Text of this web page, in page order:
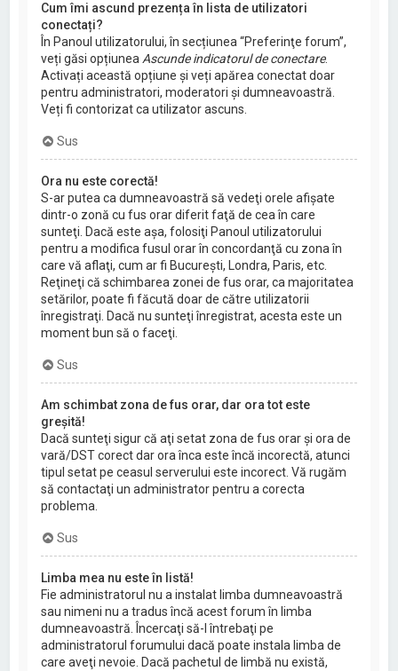
Cum îmi ascund prezența în lista de utilizatori
conectați?
În Panoul utilizatorului, în secțiunea “Preferinţe forum”,
veți găsi opțiunea Ascunde indicatorul de conectare.
Activați această opțiune și veți apărea conectat doar
pentru administratori, moderatori și dumneavoastră.
Veți fi contorizat ca utilizator ascuns.
Sus
Ora nu este corectă!
S-ar putea ca dumneavoastră să vedeţi orele afişate
dintr-o zonă cu fus orar diferit faţă de cea în care
sunteţi. Dacă este aşa, folosiţi Panoul utilizatorului
pentru a modifica fusul orar în concordanţă cu zona în
care vă aflaţi, cum ar fi Bucureşti, Londra, Paris, etc.
Reţineţi că schimbarea zonei de fus orar, ca majoritatea
setărilor, poate fi făcută doar de către utilizatorii
înregistraţi. Dacă nu sunteţi înregistrat, acesta este un
moment bun să o faceţi.
Sus
Am schimbat zona de fus orar, dar ora tot este
greşită!
Dacă sunteţi sigur că aţi setat zona de fus orar şi ora de
vară/DST corect dar ora înca este încă incorectă, atunci
tipul setat pe ceasul serverului este incorect. Vă rugăm
să contactaţi un administrator pentru a corecta
problema.
Sus
Limba mea nu este în listă!
Fie administratorul nu a instalat limba dumneavoastră
sau nimeni nu a tradus încă acest forum în limba
dumneavoastră. Încercaţi să-l întrebaţi pe
administratorul forumului dacă poate instala limba de
care aveţi nevoie. Dacă pachetul de limbă nu există,